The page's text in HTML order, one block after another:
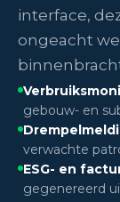
interface,
ongeacht
gebouw- en
verwachte
ESG- en
gegenereerd